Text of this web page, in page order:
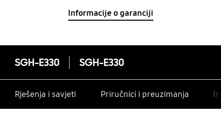
Informacije o garanciji
SGH-E330 SGH-E330
Rješenja i savjeti Priručnici i preuzimanja